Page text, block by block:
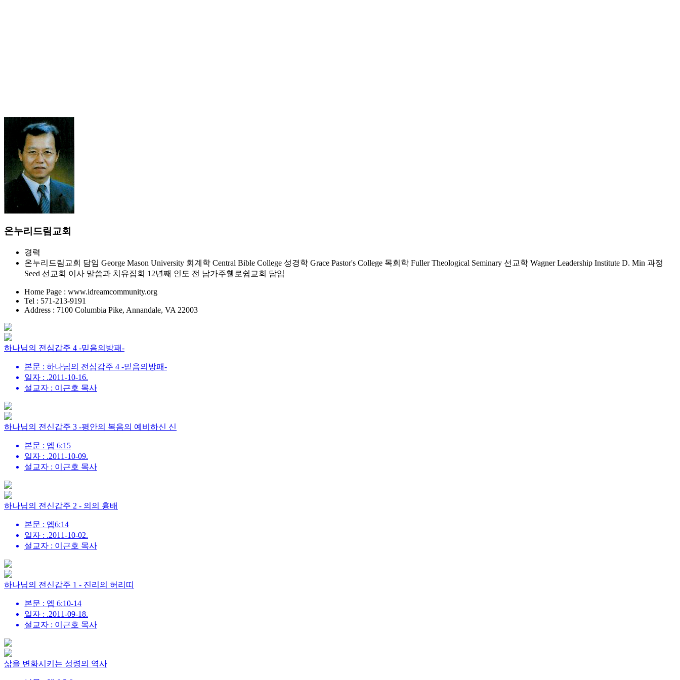
온누리드림교회
경력
온누리드림교회 담임 George Mason University 회계학 Central Bible College 성경학 Grace Pastor's College 목회학 Fuller Theological Seminary 선교학 Wagner Leadership Institute D. Min 과정
Seed 선교회 이사 말씀과 치유집회 12년째 인도 전 남가주휄로쉽교회 담임
Home Page : www.idreamcommunity.org
Tel : 571-213-9191
Address : 7100 Columbia Pike, Annandale, VA 22003
하나님의 전심갑주 4 -믿음의방패-
본문 : 하나님의 전심갑주 4 -믿음의방패-
일자 : .2011-10-16.
설교자 : 이근호 목사
하나님의 전신갑주 3 -평안의 복음의 예비하신 신
본문 : 엡 6:15
일자 : .2011-10-09.
설교자 : 이근호 목사
하나님의 전신갑주 2 - 의의 흉배
본문 : 엡6:14
일자 : .2011-10-02.
설교자 : 이근호 목사
하나님의 전신갑주 1 - 진리의 허리띠
본문 : 엡 6:10-14
일자 : .2011-09-18.
설교자 : 이근호 목사
삶을 변화시키는 성령의 역사